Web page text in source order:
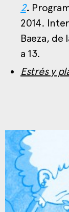
2.
2014.
Baeza, de
a 13.
Estrés y